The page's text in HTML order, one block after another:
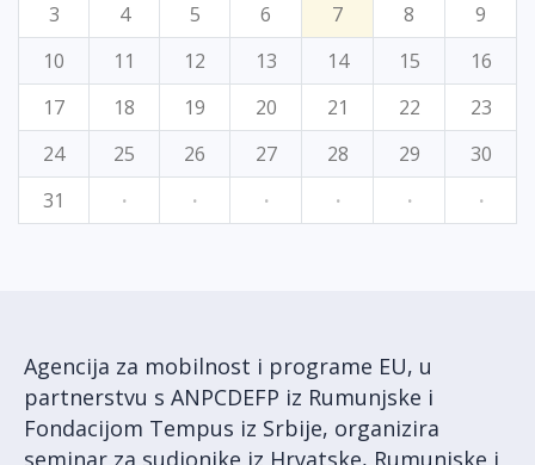
3
4 5 6 7 8
9
10
11 12 13 14 15
16
17
18 19 20 21 22
23
24
25 26 27 28 29
30
31
· · · · · ·
Agencija za mobilnost i programe EU, u
partnerstvu s ANPCDEFP iz Rumunjske i
Fondacijom Tempus iz Srbije, organizira
seminar za sudionike iz Hrvatske, Rumunjske i